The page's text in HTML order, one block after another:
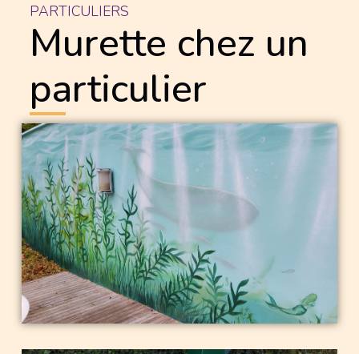
PARTICULIERS
Murette chez un
particulier